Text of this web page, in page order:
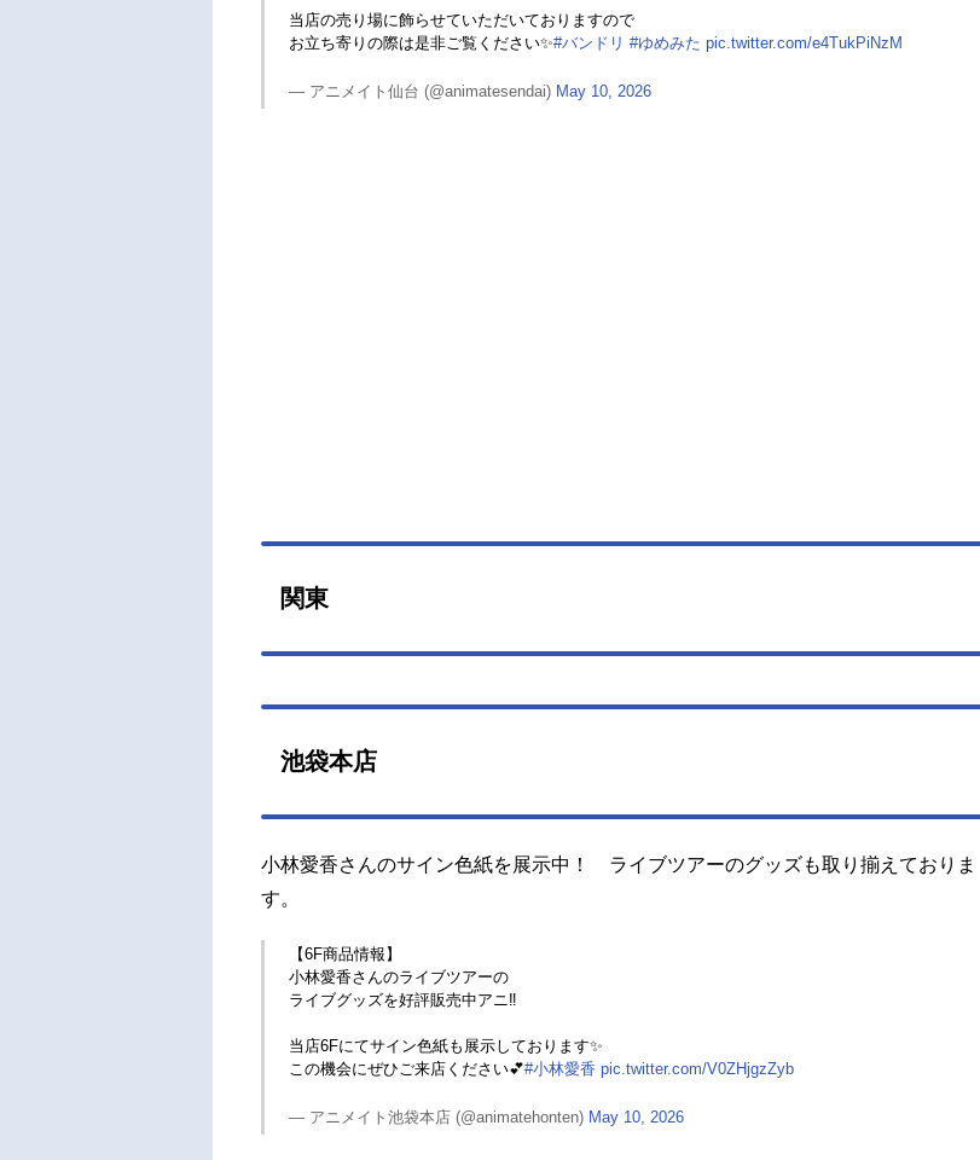
当店の売り場に飾らせていただいておりますので
お立ち寄りの際は是非ご覧ください✨#バンドリ #ゆめみた pic.twitter.com/e4TukPiNzM
— アニメイト仙台 (@animatesendai) May 10, 2026
関東
池袋本店
小林愛香さんのサイン色紙を展示中！ ライブツアーのグッズも取り揃えておりま
す。
【6F商品情報】
小林愛香さんのライブツアーの
ライブグッズを好評販売中アニ‼
当店6Fにてサイン色紙も展示しております✨
この機会にぜひご来店ください💕#小林愛香 pic.twitter.com/V0ZHjgzZyb
— アニメイト池袋本店 (@animatehonten) May 10, 2026